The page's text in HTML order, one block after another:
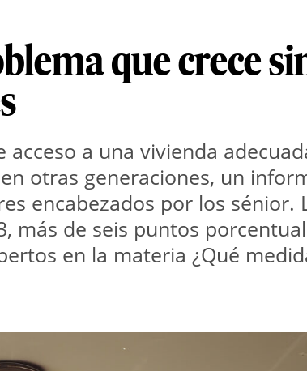
que crece
a una vivienda
otras generaciones, un
encabezados por los sénior.
más de seis puntos
en la materia ¿Qué